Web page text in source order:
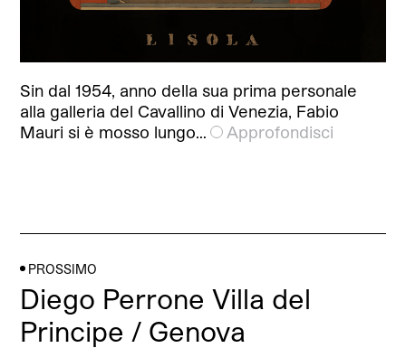
Sin dal 1954, anno della sua prima personale
alla galleria del Cavallino di Venezia, Fabio
Mauri si è mosso lungo…
Approfondisci
PROSSIMO
Diego Perrone Villa del
Principe / Genova